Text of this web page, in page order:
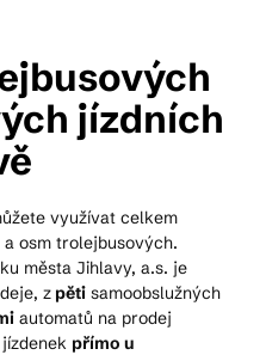
jízdních
využívat celkem
osm trolejbusových.
města Jihlavy, a.s. je
z pěti samoobslužných
automatů na prodej
přímo u